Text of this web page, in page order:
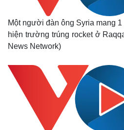
Một người đàn ông Syria mang
hiện trường trúng rocket ở
News Network)